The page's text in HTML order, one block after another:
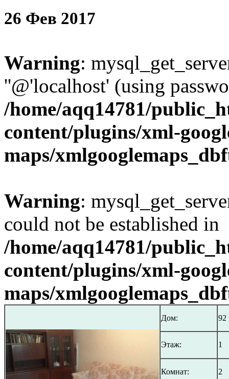
26 Фев 2017
Warning:
''@'localhost' (using
/home/aqq14781/
content/plugins/xml-
maps/
Warning:
could not be established in
/home/aqq14781/
content/plugins/xml-
maps/
Дом: 92
Этаж: 1
Комнат: 2